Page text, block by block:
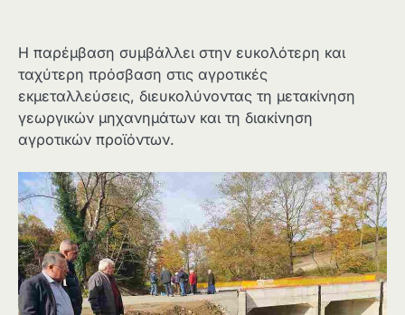
Η παρέμβαση συμβάλλει στην ευκολότερη και
ταχύτερη πρόσβαση στις αγροτικές
εκμεταλλεύσεις, διευκολύνοντας τη μετακίνηση
γεωργικών μηχανημάτων και τη διακίνηση
αγροτικών προϊόντων.